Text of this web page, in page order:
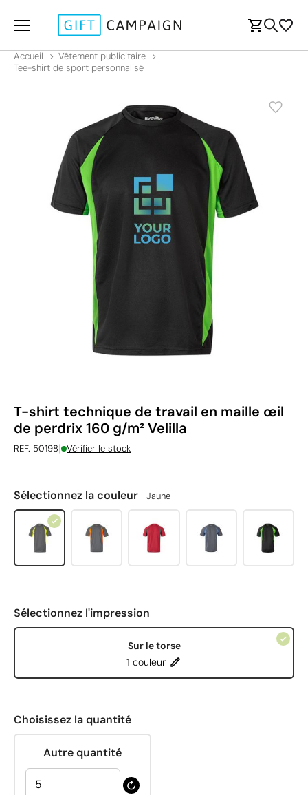
Accueil
Vêtement publicitaire
Tee-shirt de sport personnalisé
T-shirt technique de travail en maille œil
de perdrix 160 g/m² Velilla
REF. 50198| Vérifier le stock
Sélectionnez la couleur Jaune
Sélectionnez l'impression
Sur le torse
1 couleur
Choisissez la quantité
Autre quantité